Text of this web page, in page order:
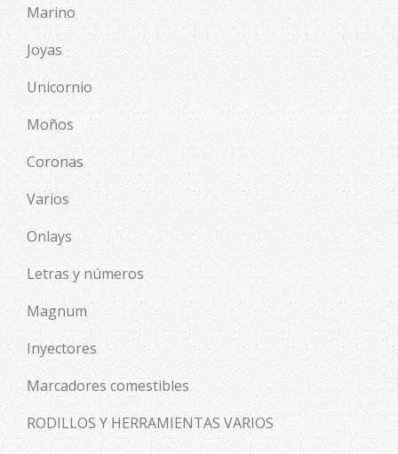
Marino
Joyas
Unicornio
Moños
Coronas
Varios
Onlays
Letras y números
Magnum
Inyectores
Marcadores comestibles
RODILLOS Y HERRAMIENTAS VARIOS